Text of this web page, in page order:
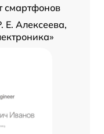
смартфонов
Е. Алексеева,